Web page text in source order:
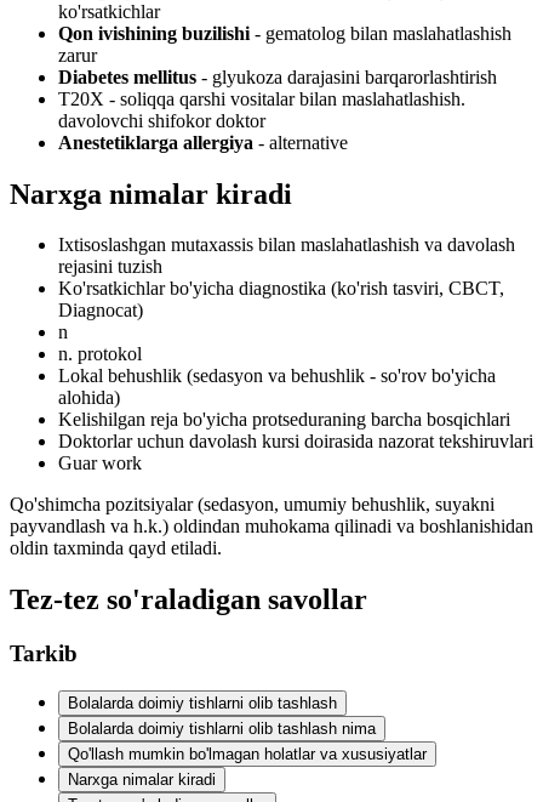
ko'rsatkichlar
Qon ivishining buzilishi - gematolog bilan maslahatlashish
zarur
Diabetes mellitus - glyukoza darajasini barqarorlashtirish
T20X - soliqqa qarshi vositalar bilan maslahatlashish.
davolovchi shifokor doktor
Anestetiklarga allergiya - alternative
Narxga nimalar kiradi
Ixtisoslashgan mutaxassis bilan maslahatlashish va davolash
rejasini tuzish
Ko'rsatkichlar bo'yicha diagnostika (ko'rish tasviri, CBCT,
Diagnocat)
n
n. protokol
Lokal behushlik (sedasyon va behushlik - so'rov bo'yicha
alohida)
Kelishilgan reja bo'yicha protseduraning barcha bosqichlari
Doktorlar uchun davolash kursi doirasida nazorat tekshiruvlari
Guar work
Qo'shimcha pozitsiyalar (sedasyon, umumiy behushlik, suyakni
payvandlash va h.k.) oldindan muhokama qilinadi va boshlanishidan
oldin taxminda qayd etiladi.
Tez-tez so'raladigan savollar
Tarkib
Bolalarda doimiy tishlarni olib tashlash
Bolalarda doimiy tishlarni olib tashlash nima
Qo'llash mumkin bo'lmagan holatlar va xususiyatlar
Narxga nimalar kiradi